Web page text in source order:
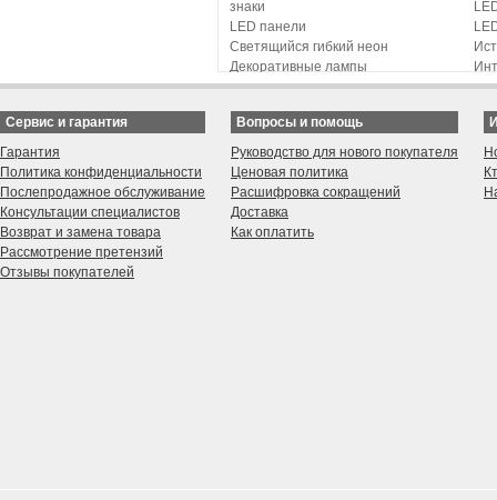
знаки
LED панели
Светящийся гибкий неон
Декоративные лампы
Дистанционное управление и
Вывески с LED подсветкой
Буквы и цифры с гальваническим
покрытием
Сервис и гарантия
Гарантия
Политика конфиденциальности
Послепродажное обслуживание
Консультации специалистов
Возврат и замена товара
Рассмотрение претензий
Отзывы покупателей
Вопросы и помощь
Руководство для нового покупателя
Ценовая политика
Расшифровка сокращений
Доставка
Как оплатить